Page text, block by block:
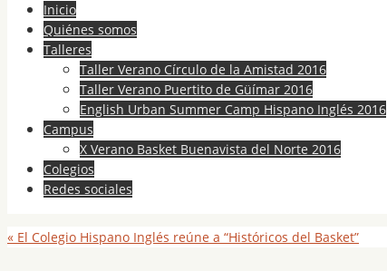
Inicio
Quiénes somos
Talleres
Taller Verano Círculo de la Amistad 2016
Taller Verano Puertito de Güímar 2016
English Urban Summer Camp Hispano Inglés 2016
Campus
X Verano Basket Buenavista del Norte 2016
Colegios
Redes sociales
« El Colegio Hispano Inglés reúne a “Históricos del Basket”